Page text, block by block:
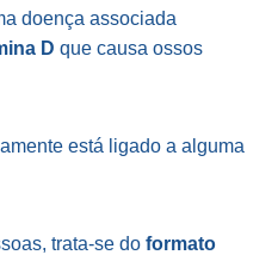
doença associada
D que causa ossos
está ligado a alguma
trata-se do formato